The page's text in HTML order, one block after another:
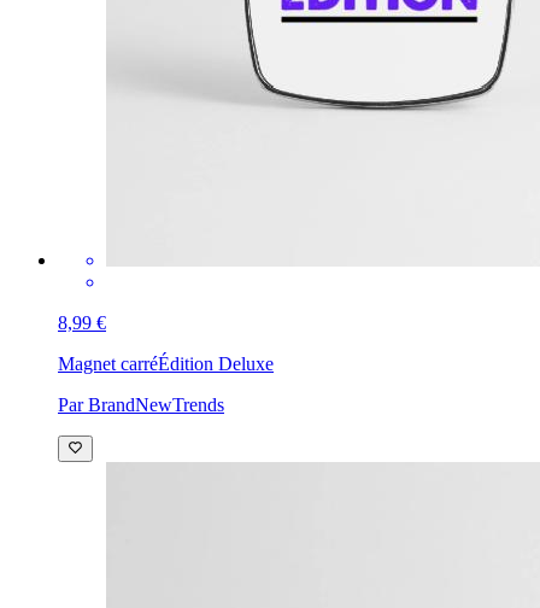
8,99 €
Magnet carréÉdition Deluxe
Par BrandNewTrends